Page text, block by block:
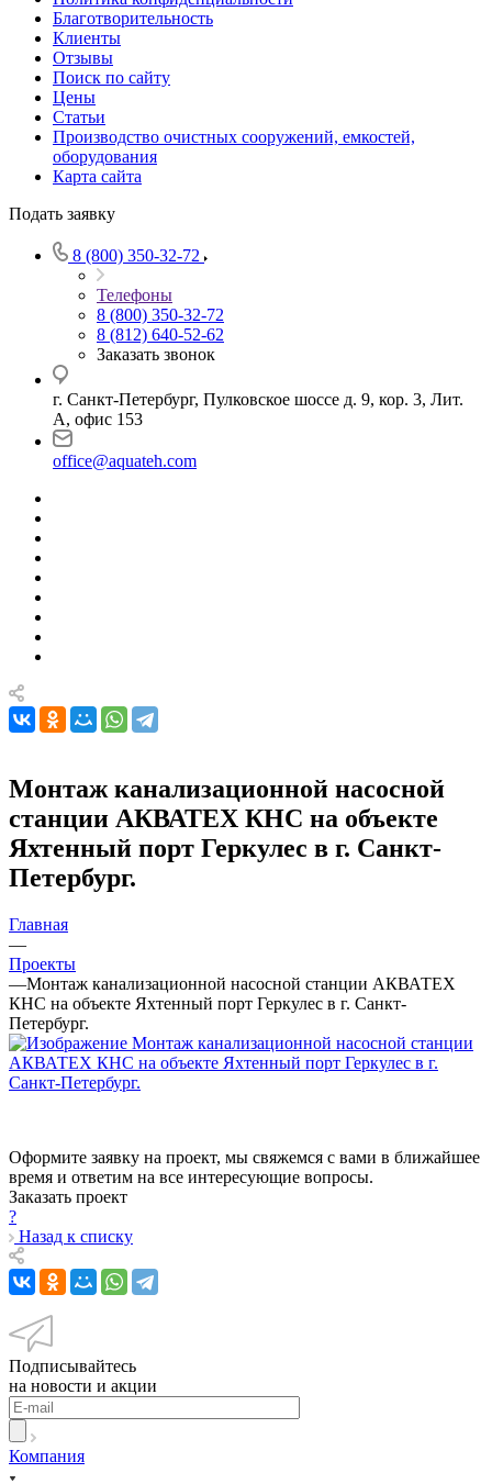
Благотворительность
Клиенты
Отзывы
Поиск по сайту
Цены
Статьи
Производство очистных сооружений, емкостей,
оборудования
Карта сайта
Подать заявку
8 (800) 350-32-72
Телефоны
8 (800) 350-32-72
8 (812) 640-52-62
Заказать звонок
г. Санкт-Петербург, Пулковское шоссе д. 9, кор. 3, Лит.
А, офис 153
office@aquateh.com
Монтаж канализационной насосной
станции АКВАТЕХ КНС на объекте
Яхтенный порт Геркулес в г. Санкт-
Петербург.
Главная
—
Проекты
—Монтаж канализационной насосной станции АКВАТЕХ
КНС на объекте Яхтенный порт Геркулес в г. Санкт-
Петербург.
Оформите заявку на проект, мы свяжемся с вами в ближайшее
время и ответим на все интересующие вопросы.
Заказать проект
?
Назад к списку
Подписывайтесь
на новости и акции
Компания